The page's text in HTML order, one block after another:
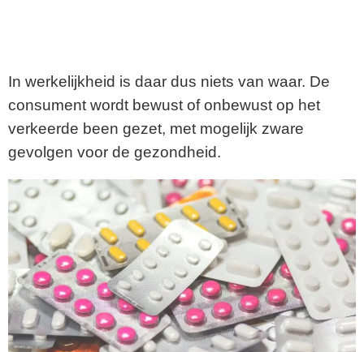
In werkelijkheid is daar dus niets van waar. De
consument wordt bewust of onbewust op het
verkeerde been gezet, met mogelijk zware
gevolgen voor de gezondheid.